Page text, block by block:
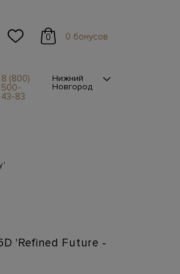
0 0 бонусов
8 (800)
500-
43-83
Нижний
Новгород
'Refined Future -